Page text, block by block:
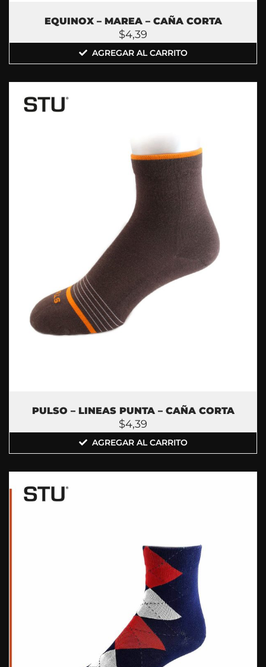
EQUINOX – MAREA – CAÑA CORTA
$4,39
AGREGAR AL CARRITO
PULSO – LINEAS PUNTA – CAÑA CORTA
$4,39
AGREGAR AL CARRITO